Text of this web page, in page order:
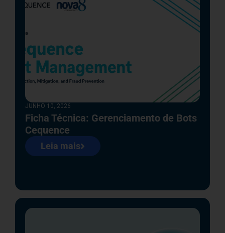
JUNHO 10, 2026
Ficha Técnica: Gerenciamento de Bots
Cequence
Leia mais